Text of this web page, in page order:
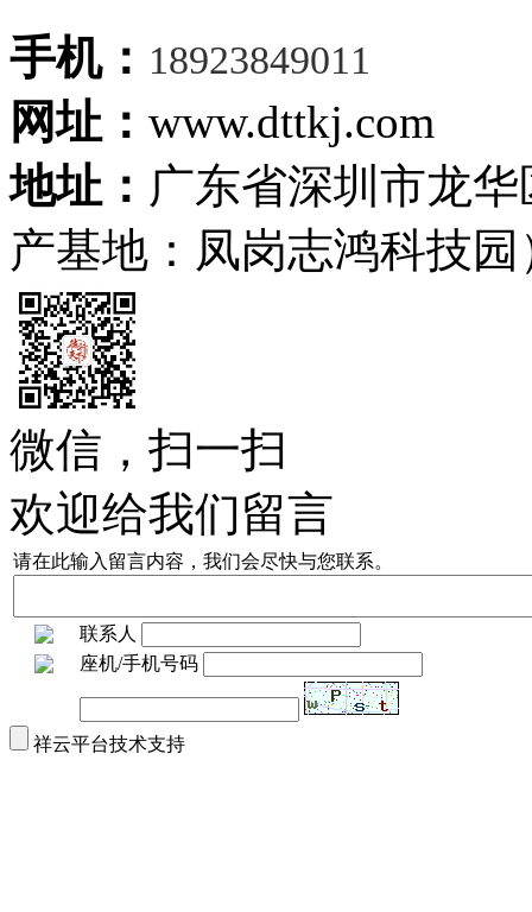
手机： 18923849011
网址： www.dttkj.com
地址： 广东省深圳市龙
产基地：凤岗志鸿科技园
微信，扫一扫
欢迎给我们留言
请在此输入留言内容，我们会尽快与您联系。
联系人
座机/手机号码
祥云平台技术支持